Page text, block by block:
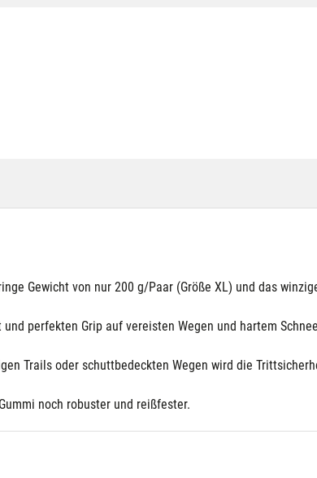
Gewicht von nur 200 g/Paar (Größe XL) und das
perfekten Grip auf vereisten Wegen und hartem
Trails oder schuttbedeckten Wegen wird die
noch robuster und reißfester.